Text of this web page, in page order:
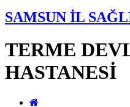
SAMSUN İL
TERME
HASTANESİ